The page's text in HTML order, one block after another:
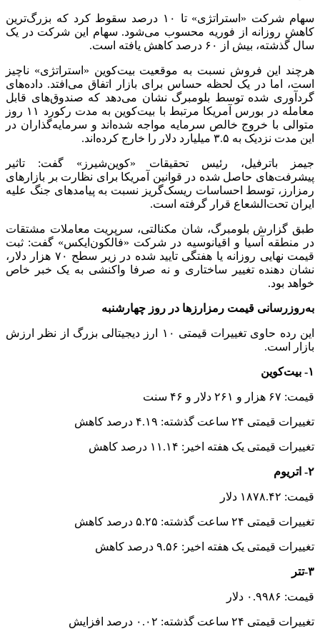
سهام شرکت «استراتژی» تا ۱۰ درصد سقوط کرد که بزرگ‌ترین
کاهش روزانه از فوریه محسوب می‌شود. سهام این شرکت در یک
سال گذشته، بیش از ۶۰ درصد کاهش یافته است.
هرچند این فروش نسبت به موقعیت بیت‌کوین «استراتژی» ناچیز
است، اما در یک لحظه حساس برای بازار اتفاق می‌افتد. داده‌های
گردآوری‌ شده توسط بلومبرگ نشان می‌دهد که صندوق‌های قابل
معامله در بورس آمریکا مرتبط با بیت‌کوین به مدت رکورد ۱۱ روز
متوالی با خروج خالص سرمایه مواجه شده‌اند و سرمایه‌گذاران در
این مدت نزدیک به ۳.۵ میلیارد دلار را خارج کرده‌اند.
جیمز باترفیل، رئیس تحقیقات «کوین‌شیرز» گفت: تاثیر
پیشرفت‌های حاصل‌ شده در قوانین آمریکا برای نظارت بر بازارهای
رمزارز، توسط احساسات ریسک‌گریز نسبت به پیامدهای جنگ علیه
ایران تحت‌الشعاع قرار گرفته است.
طبق گزارش بلومبرگ، شان مکنالتی، سرپریت معاملات مشتقات
در منطقه آسیا و اقیانوسیه در شرکت «فالکون‌ایکس» گفت: ثبت
قیمت نهایی روزانه یا هفتگی تایید شده در زیر سطح ۷۰ هزار دلار،
نشان‌ دهنده تغییر ساختاری و نه صرفا واکنشی به یک خبر خاص
خواهد بود.
به‌روزرسانی قیمت رمزارزها در روز چهارشنبه
این رده حاوی تغییرات قیمتی ۱۰ ارز دیجیتالی بزرگ از نظر ارزش
بازار است.
۱- بیت‌کوین
قیمت: ۶۷ هزار و ۲۶۱ دلار و ۴۶ سنت
تغییرات قیمتی ۲۴ ساعت گذشته: ۴.۱۹ درصد کاهش
تغییرات قیمتی یک هفته اخیر: ۱۱.۱۴ درصد کاهش
۲- اتریوم
قیمت: ۱۸۷۸.۴۲ دلار
تغییرات قیمتی ۲۴ ساعت گذشته: ۵.۲۵ درصد کاهش
تغییرات قیمتی یک هفته اخیر: ۹.۵۶ درصد کاهش
۳-تتر
قیمت: ۰.۹۹۸۶ دلار
تغییرات قیمتی ۲۴ ساعت گذشته: ۰.۰۲ درصد افزایش